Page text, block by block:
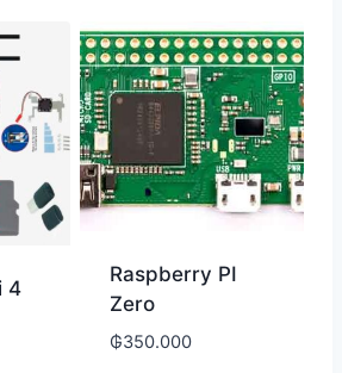
4
Raspberry PI
Zero
₲350.000